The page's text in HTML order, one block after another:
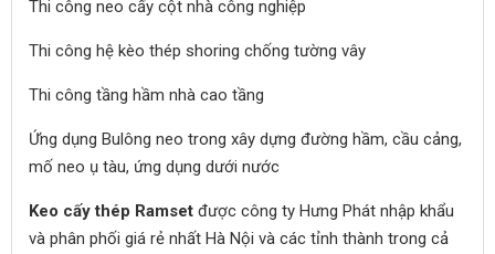
Thi công neo cấy cột nhà công nghiệp
Thi công hệ kèo thép shoring chống tường vây
Thi công tầng hầm nhà cao tầng
Ứng dụng Bulông neo trong xây dựng đường hầm, cầu cảng,
mố neo ụ tàu, ứng dụng dưới nước
Keo cấy thép Ramset được công ty Hưng Phát nhập khẩu
và phân phối giá rẻ nhất Hà Nội và các tỉnh thành trong cả